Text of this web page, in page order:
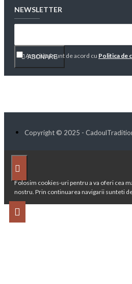
NEWSLETTER
ABONARE
Am citit şi sunt de acord cu Politica de
Copyright © 2025 -
Folosim cookies-uri pentru a va oferi cea
nostru. Prin continuarea navigarii sunteti